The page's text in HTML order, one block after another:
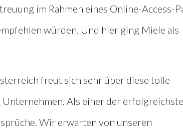
im Rahmen eines Online-Access-
würden. Und hier ging Miele als
freut sich sehr über diese tolle
Als einer der
Wir erwarten von unseren